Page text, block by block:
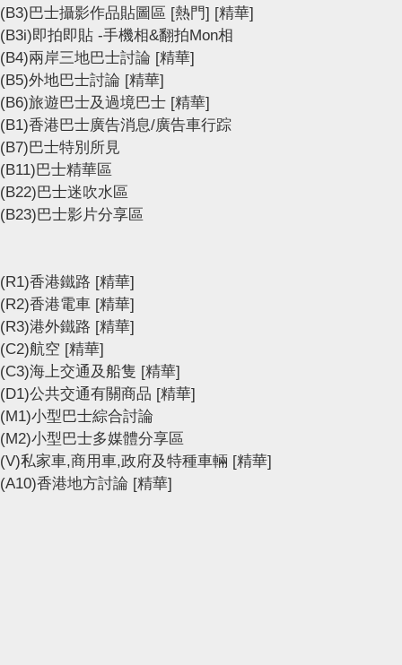
(B3)巴士攝影作品貼圖區 [熱門] [精華]
(B3i)即拍即貼 -手機相&翻拍Mon相
(B4)兩岸三地巴士討論 [精華]
(B5)外地巴士討論 [精華]
(B6)旅遊巴士及過境巴士 [精華]
(B1)香港巴士廣告消息/廣告車行踪
(B7)巴士特別所見
(B11)巴士精華區
(B22)巴士迷吹水區
(B23)巴士影片分享區
(R1)香港鐵路 [精華]
(R2)香港電車 [精華]
(R3)港外鐵路 [精華]
(C2)航空 [精華]
(C3)海上交通及船隻 [精華]
(D1)公共交通有關商品 [精華]
(M1)小型巴士綜合討論
(M2)小型巴士多媒體分享區
(V)私家車,商用車,政府及特種車輛 [精華]
(A10)香港地方討論 [精華]